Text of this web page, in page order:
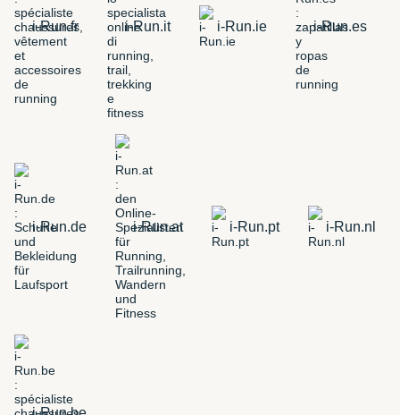
i-Run.fr i-Run.it i-Run.ie i-Run.es
i-Run.de i-Run.at i-Run.pt i-Run.nl